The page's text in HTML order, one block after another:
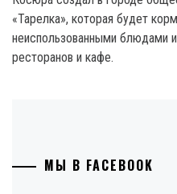
«Тарелка», которая будет
неиспользованными блюдами
ресторанов и кафе.
МЫ В FACEBOOK